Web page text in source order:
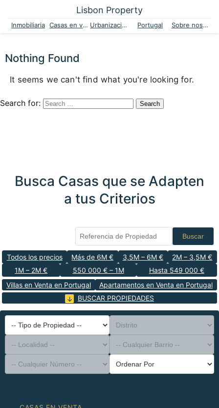
Lisbon Property
Inmobiliaria Casas en venta Urbanizaciones Portugal Sobre nosotros
Nothing Found
It seems we can't find what you're looking for.
Search for:
Busca Casas que se Adapten
a tus Criterios
Buscar
Todos los precios Más de 6M € 3,5M – 6M €
2M – 3,5M €
1M – 2M €
550 000 € – 1M
Hasta 549 000 €
Villas en Venta en Portugal
Apartamentos en Venta en Portugal
BUSCAR PROPIEDADES
-- Tipo de Propiedad --
Distrito
-- Localidad --
-- Cualquier Barrio --
-- Cualquier Número --
Ordenar Por